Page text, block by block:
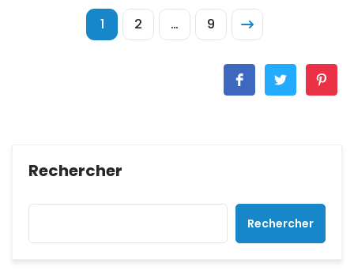
1 2 … 9
Rechercher
Rechercher